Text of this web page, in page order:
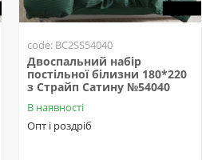
code: BC2SS54040
Двоспальний набір
постільної білизни 180*220
з Страйп Сатину №54040
В наявності
Опт і роздріб